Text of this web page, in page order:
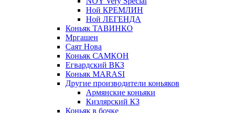
Ной КРЕМЛИН
Ной ЛЕГЕНДА
Коньяк ТАВИНКО
Мргашен
Саят Нова
Коньяк САМКОН
Егвардский ВКЗ
Коньяк MARASI
Другие производители коньяков
Армянские коньяки
Кизлярский КЗ
Коньяк в бочке